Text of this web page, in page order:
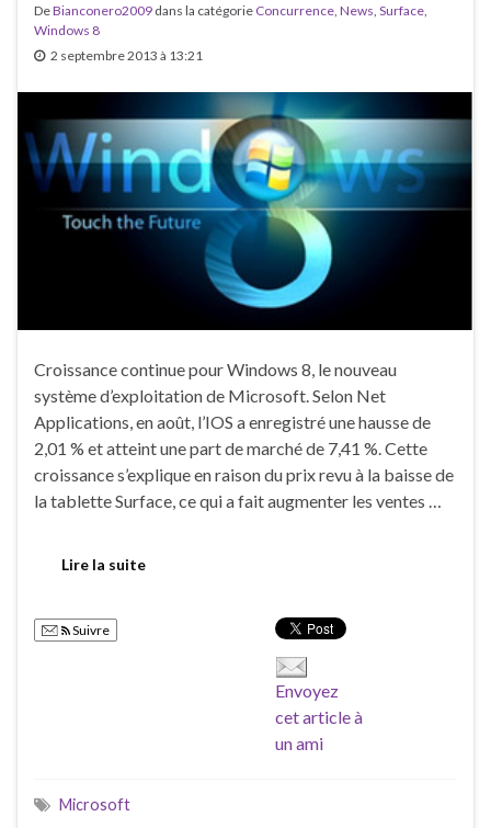
DeBianconero2009 dans la catégorie Concurrence News Surface
Windows 8
2 septembre 2013 à 13:21
Croissance continue pour Windows 8, le nouveau
système d’exploitation de Microsoft. Selon Net
Applications, en août, l’IOS a enregistré une hausse de
2,01 % et atteint une part de marché de 7,41 %. Cette
croissance s’explique en raison du prix revu à la baisse de
la tablette Surface, ce qui a fait augmenter les ventes …
Lire la suite
Suivre
Envoyez
cet article à
un ami
Microsoft